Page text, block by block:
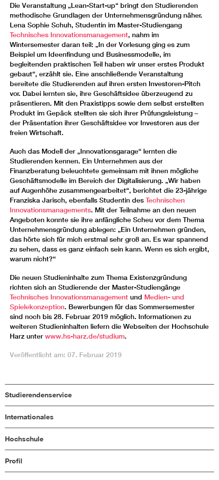
Die Veranstaltung „Lean-Start-up“ bringt den Studierenden
methodische Grundlagen der Unternehmensgründung näher.
Lena Sophie Schuh, Studentin im Master-Studiengang
Technisches Innovationsmanagement, nahm im
Wintersemester daran teil: „In der Vorlesung ging es zum
Beispiel um Ideenfindung und Businessmodelle, im
begleitenden praktischen Teil haben wir unser erstes Produkt
gebaut“, erzählt sie. Eine anschließende Veranstaltung
bereitete die Studierenden auf ihren ersten Investoren-Pitch
vor. Dabei lernten sie, ihre Geschäftsidee überzeugend zu
präsentieren. Mit den Praxistipps sowie dem selbst erstellten
Produkt im Gepäck stellten sie sich ihrer Prüfungsleistung –
der Präsentation ihrer Geschäftsidee vor Investoren aus der
freien Wirtschaft.
Auch das Modell der „Innovationsgarage“ lernten die
Studierenden kennen. Ein Unternehmen aus der
Finanzberatung beleuchtete gemeinsam mit ihnen mögliche
Geschäftsmodelle im Bereich der Digitalisierung. „Wir haben
auf Augenhöhe zusammengearbeitet“, berichtet die 23-jährige
Franziska Jarisch, ebenfalls Studentin des Technischen
Innovationsmanagements. Mit der Teilnahme an den neuen
Angeboten konnte sie ihre anfängliche Scheu vor dem Thema
Unternehmensgründung ablegen: „Ein Unternehmen gründen,
das hörte sich für mich erstmal sehr groß an. Es war spannend
zu sehen, dass es ganz einfach sein kann. Wenn es sich ergibt,
warum nicht?“
Die neuen Studieninhalte zum Thema Existenzgründung
richten sich an Studierende der Master-Studiengänge
Technisches Innovationsmanagement und Medien- und
Spielekonzeption. Bewerbungen für das Sommersemester
sind noch bis 28. Februar 2019 möglich. Informationen zu
weiteren Studieninhalten liefern die Webseiten der Hochschule
Harz unter www.hs-harz.de/studium.
Veröffentlicht am: 07. Februar 2019
Studierendenservice
Internationales
Hochschule
Profil